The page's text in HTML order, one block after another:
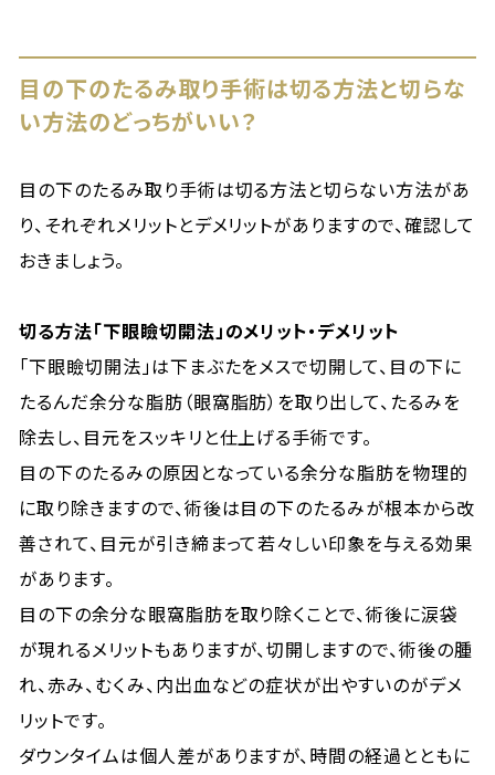
目の下のたるみ取り手術は切る方法と切らな
い方法のどっちがいい？
目の下のたるみ取り手術は切る方法と切らない方法があ
り、それぞれメリットとデメリットがありますので、確認して
おきましょう。
切る方法「下眼瞼切開法」のメリット・デメリット
「下眼瞼切開法」は下まぶたをメスで切開して、目の下に
たるんだ余分な脂肪（眼窩脂肪）を取り出して、たるみを
除去し、目元をスッキリと仕上げる手術です。
目の下のたるみの原因となっている余分な脂肪を物理的
に取り除きますので、術後は目の下のたるみが根本から改
善されて、目元が引き締まって若々しい印象を与える効果
があります。
目の下の余分な眼窩脂肪を取り除くことで、術後に涙袋
が現れるメリットもありますが、切開しますので、術後の腫
れ、赤み、むくみ、内出血などの症状が出やすいのがデメ
リットです。
ダウンタイムは個人差がありますが、時間の経過とともに